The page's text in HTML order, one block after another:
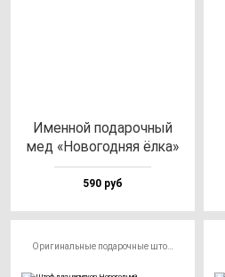
Имен­ной по­да­роч­ный
мед «Ново­год­няя ёл­ка»
590 руб